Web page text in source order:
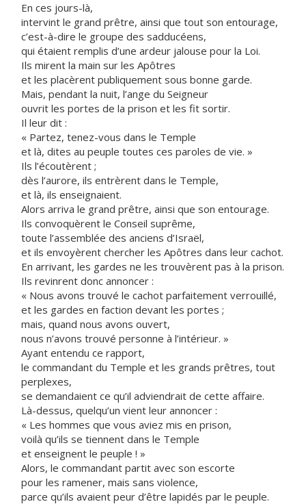
En ces jours-là,
intervint le grand prêtre, ainsi que tout son entourage,
c’est-à-dire le groupe des sadducéens,
qui étaient remplis d’une ardeur jalouse pour la Loi.
Ils mirent la main sur les Apôtres
et les placèrent publiquement sous bonne garde.
Mais, pendant la nuit, l’ange du Seigneur
ouvrit les portes de la prison et les fit sortir.
Il leur dit :
« Partez, tenez-vous dans le Temple
et là, dites au peuple toutes ces paroles de vie. »
Ils l’écoutèrent ;
dès l’aurore, ils entrèrent dans le Temple,
et là, ils enseignaient.
Alors arriva le grand prêtre, ainsi que son entourage.
Ils convoquèrent le Conseil suprême,
toute l’assemblée des anciens d’Israël,
et ils envoyèrent chercher les Apôtres dans leur cachot.
En arrivant, les gardes ne les trouvèrent pas à la prison.
Ils revinrent donc annoncer :
« Nous avons trouvé le cachot parfaitement verrouillé,
et les gardes en faction devant les portes ;
mais, quand nous avons ouvert,
nous n’avons trouvé personne à l’intérieur. »
Ayant entendu ce rapport,
le commandant du Temple et les grands prêtres, tout
perplexes,
se demandaient ce qu’il adviendrait de cette affaire.
Là-dessus, quelqu’un vient leur annoncer :
« Les hommes que vous aviez mis en prison,
voilà qu’ils se tiennent dans le Temple
et enseignent le peuple ! »
Alors, le commandant partit avec son escorte
pour les ramener, mais sans violence,
parce qu’ils avaient peur d’être lapidés par le peuple.